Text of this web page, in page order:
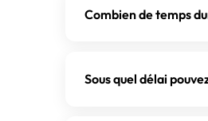
Carrez est
Combien de temps
maison, cela peut
Sous quel délai